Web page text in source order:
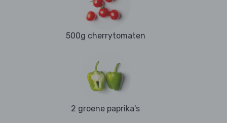
500g cherrytomaten
2 groene paprika's